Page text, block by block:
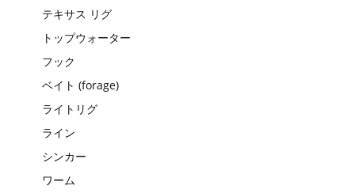
テキサス リグ
トップウォーター
フック
ベイト (forage)
ライトリグ
ライン
シンカー
ワーム